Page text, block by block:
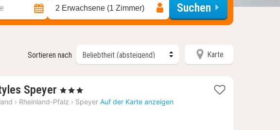
2 Erwachsene (1 Zimmer) Suchen
Sortieren nach Karte
Speyer 1
Nacht
, 3 Sterne
› Rheinland-Pfalz › Speyer Auf der Karte anzeigen